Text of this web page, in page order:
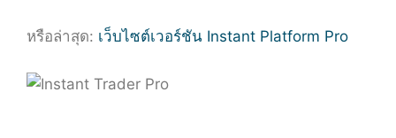
หรือล่าสุด: เว็บไซต์เวอร์ชัน Instant Platform Pro